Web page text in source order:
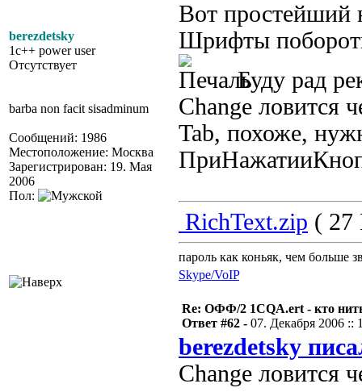
berezdetsky
1c++ power user
Отсутствует
barba non facit sisadminum
Сообщений: 1986
Местоположение: Москва
Зарегистрирован: 19. Мая
2006
Пол:
Вот простейший
Шрифты
Буду рад
Change ловится
Tab, похоже,
RichText.zip ( 27
пароль как коньяк, чем больше
Skype/VoIP
Re: ОФФ/2 1CQA.ert - кто
Ответ #62 - 07. Декабря 2006 ::
berezdetsky
Change ловится